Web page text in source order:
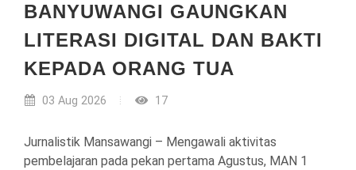
BANYUWANGI GAUNGKAN
LITERASI DIGITAL DAN BAKTI
KEPADA ORANG TUA
03 Aug 2026 17
Jurnalistik Mansawangi – Mengawali aktivitas
pembelajaran pada pekan pertama Agustus, MAN 1